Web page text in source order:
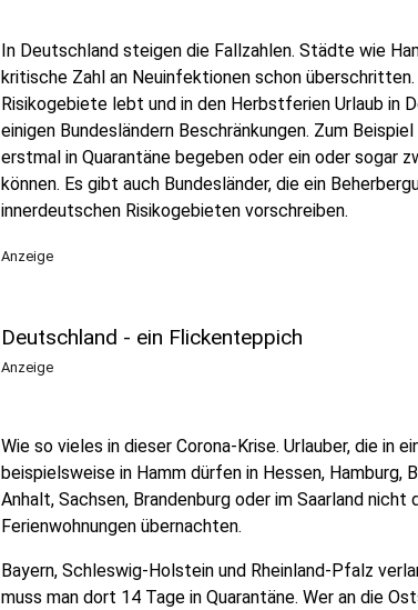
In Deutschland steigen die Fallzahlen. Städte wie
kritische Zahl an Neuinfektionen schon
Risikogebiete lebt und in den Herbstferien Urlaub in
einigen Bundesländern Beschränkungen. Zum
erstmal in Quarantäne begeben oder ein oder sogar
können. Es gibt auch Bundesländer, die ein
innerdeutschen Risikogebieten vorschreiben.
Anzeige
Deutschland - ein Flickenteppich
Anzeige
Wie so vieles in dieser Corona-Krise. Urlauber, die in
beispielsweise in Hamm dürfen in Hessen, Hamburg,
Anhalt, Sachsen, Brandenburg oder im Saarland
Ferienwohnungen übernachten.
Bayern, Schleswig-Holstein und Rheinland-Pfalz
muss man dort 14 Tage in Quarantäne. Wer an die